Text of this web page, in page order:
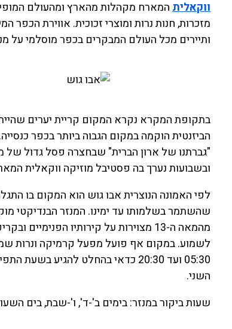
ווקאליתהמארח מקהלות מהארץ ומהעולם
מזכרות, חנות נרות ומוצרי זכוכית. אווירת
ותיירים מכל העולם המבקרים בכפר מוסלמי על
בתקופת המקרא נקרא המקום קריית יערים
הביזנטית הוקמה במקום הגבוה ביותר בכפר
"גברתנו של ארון הברית" שבחצרה פסל גדול של
ובשבועות נערך בה פסטיבל מוזיקה ווקאלית
לפי האמונה הנוצרית אבו גוש הוא המקום בו
שהשתמר בשלמותו עד ימינו. המנזר הבנדיקטי
מהמאה ה-13 מצוירות על קירותיו
השני.
שעות ביקור במנזר: בימים ב'-ד', ו'-שבת, בים השעות 08:30-11:30 ו-14:30-